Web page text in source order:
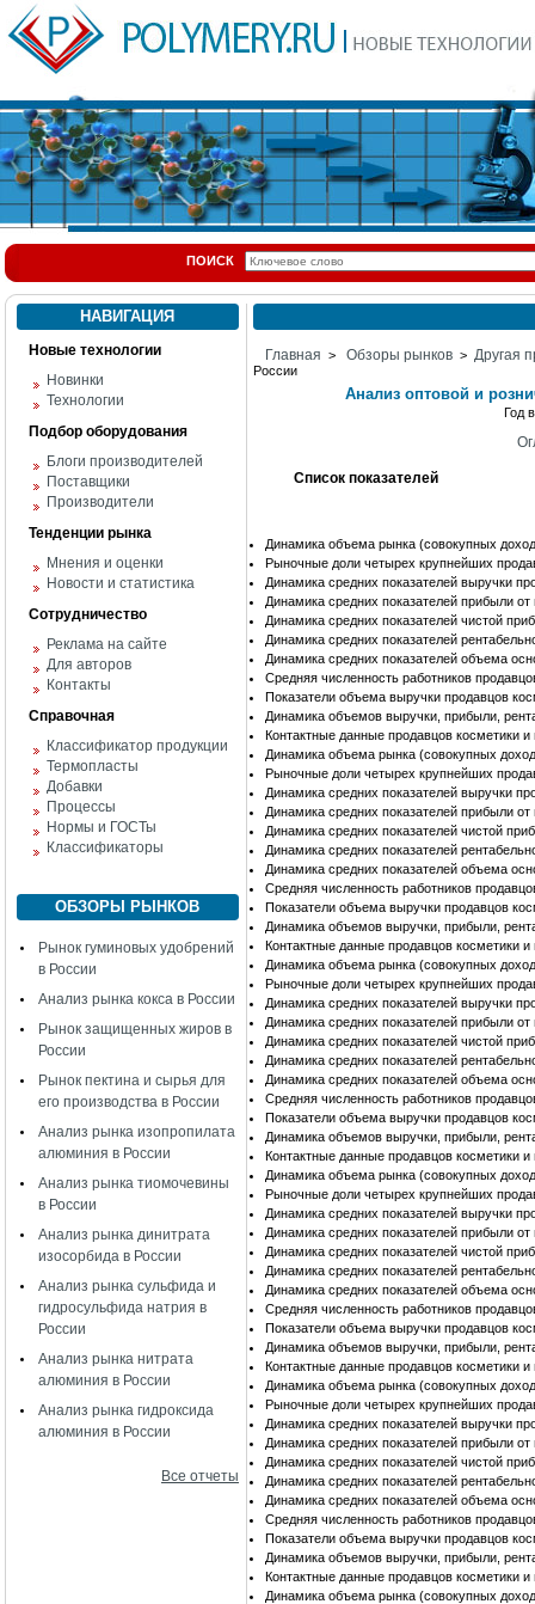
ПОИСК
НАВИГАЦИЯ
Новые технологии
Новинки
Технологии
Подбор оборудования
Блоги производителей
Поставщики
Производители
Тенденции рынка
Мнения и оценки
Новости и статистика
Сотрудничество
Реклама на сайте
Для авторов
Контакты
Справочная
Классификатор продукции
Термопласты
Добавки
Процессы
Нормы и ГОСТы
Классификаторы
ОБЗОРЫ РЫНКОВ
Рынок гуминовых удобрений
в России
Анализ рынка кокса в России
Рынок защищенных жиров в
России
Рынок пектина и сырья для
его производства в России
Анализ рынка изопропилата
алюминия в России
Анализ рынка тиомочевины
в России
Анализ рынка динитрата
изосорбида в России
Анализ рынка сульфида и
гидросульфида натрия в
России
Анализ рынка нитрата
алюминия в России
Анализ рынка гидроксида
алюминия в России
Все отчеты
Главная > Обзоры рынков > Другая
России
Анализ оптовой и
Год
Список показателей
Динамика объема рынка (совокупных
Рыночные доли четырех крупнейших
Динамика средних показателей выручки
Динамика средних показателей прибыли
Динамика средних показателей чистой
Динамика средних показателей
Динамика средних показателей объема
Средняя численность работников
Показатели объема выручки продавцов
Динамика объемов выручки, прибыли,
Контактные данные продавцов косметики
Динамика объема рынка (совокупных
Рыночные доли четырех крупнейших
Динамика средних показателей выручки
Динамика средних показателей прибыли
Динамика средних показателей чистой
Динамика средних показателей
Динамика средних показателей объема
Средняя численность работников
Показатели объема выручки продавцов
Динамика объемов выручки, прибыли,
Контактные данные продавцов косметики
Динамика объема рынка (совокупных
Рыночные доли четырех крупнейших
Динамика средних показателей выручки
Динамика средних показателей прибыли
Динамика средних показателей чистой
Динамика средних показателей
Динамика средних показателей объема
Средняя численность работников
Показатели объема выручки продавцов
Динамика объемов выручки, прибыли,
Контактные данные продавцов косметики
Динамика объема рынка (совокупных
Рыночные доли четырех крупнейших
Динамика средних показателей выручки
Динамика средних показателей прибыли
Динамика средних показателей чистой
Динамика средних показателей
Динамика средних показателей объема
Средняя численность работников
Показатели объема выручки продавцов
Динамика объемов выручки, прибыли,
Контактные данные продавцов косметики
Динамика объема рынка (совокупных
Рыночные доли четырех крупнейших
Динамика средних показателей выручки
Динамика средних показателей прибыли
Динамика средних показателей чистой
Динамика средних показателей
Динамика средних показателей объема
Средняя численность работников
Показатели объема выручки продавцов
Динамика объемов выручки, прибыли,
Контактные данные продавцов косметики
Динамика объема рынка (совокупных